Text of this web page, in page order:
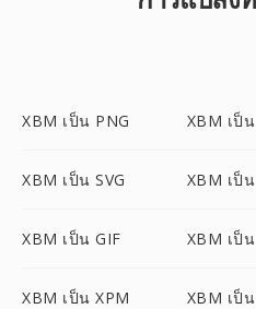
XBM เป็น PNG XBM เป็
XBM เป็น SVG XBM เป็
XBM เป็น GIF XBM เป็
XBM เป็น XPM XBM เป็น